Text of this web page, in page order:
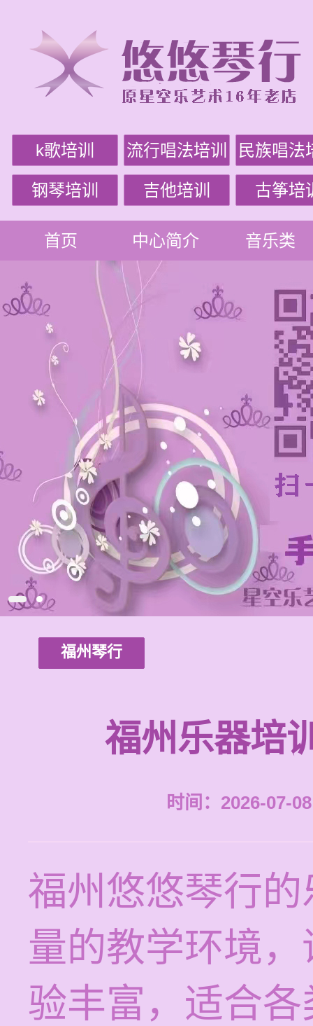
k歌培训 流行唱法培训 民族唱法
钢琴培训 吉他培训 古筝培
首页 中心简介 音乐类
福州琴行
福州乐器培
时间：2026-07-
福州悠悠琴行
量的教学环境
验丰富，适合